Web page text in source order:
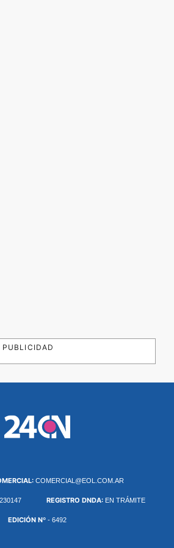
PUBLICIDAD
COMERCIAL@EOL.COM.AR
REGISTRO DNDA: EN TRÁMITE
EDICIÓN Nº - 6492